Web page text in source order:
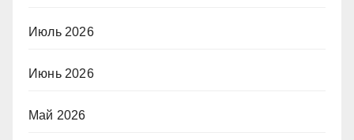
Июль 2026
Июнь 2026
Май 2026